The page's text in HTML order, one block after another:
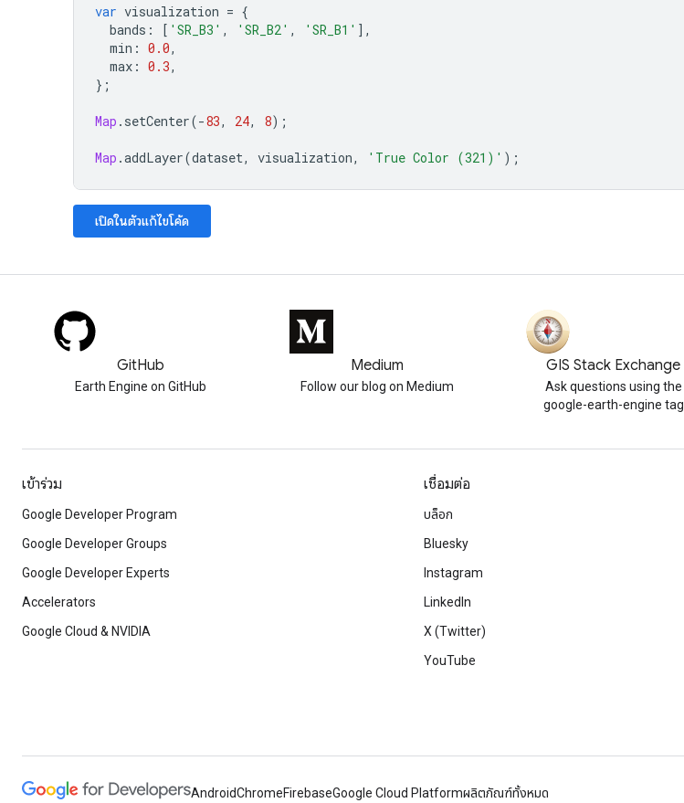
var visualization = {
bands : [ 'SR_B3' , 'SR_B2' , 'SR_B1' ],
min : 0.0,
max : 0.3,
};
Map . setCenter(-83, 24, 8);
Map .addLayer(dataset, visualization, 'True Color (321)' );
เปิดในตัวแก้ไขโค้ด
GitHub
Earth Engine on GitHub
Medium
Follow our blog on Medium
GIS Stack Exchange
Ask questions using the
google-earth-engine tag
เข้าร่วม
Google Developer Program
Google Developer Groups
Google Developer Experts
Accelerators
Google Cloud & NVIDIA
เชื่อมต่อ
บล็อก
Bluesky
Instagram
LinkedIn
X (Twitter)
YouTube
AndroidChromeFirebaseGoogle Cloud Platformผลิตภัณฑ์ทั้งหมด